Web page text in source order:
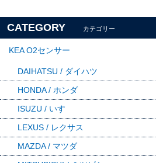
CATEGORY カテゴリー
KEA O2センサー
DAIHATSU / ダイハツ
HONDA / ホンダ
ISUZU / いすゞ
LEXUS / レクサス
MAZDA / マツダ